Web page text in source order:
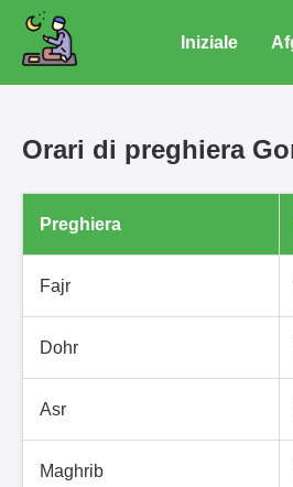
Iniziale
Orari di preghiera
Preghiera
Fajr
Dohr
Asr
Maghrib